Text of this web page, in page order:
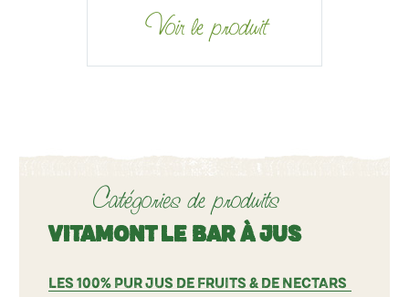
Voir le produit
Catégories de produits
VITAMONT LE BAR À JUS
LES 100% PUR JUS DE FRUITS & DE NECTARS